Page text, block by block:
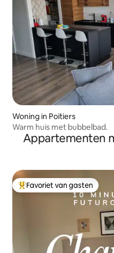
Woning in Poitiers
Warm huis met bubbelbad.
Appartementen
Topfavoriet van gasten
Favoriet van gasten